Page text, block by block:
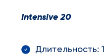
Intensive20
Длительность: